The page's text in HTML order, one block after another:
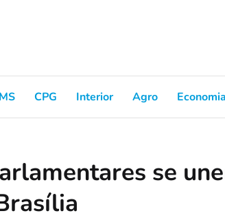
MS CPG Interior Agro Economia
se